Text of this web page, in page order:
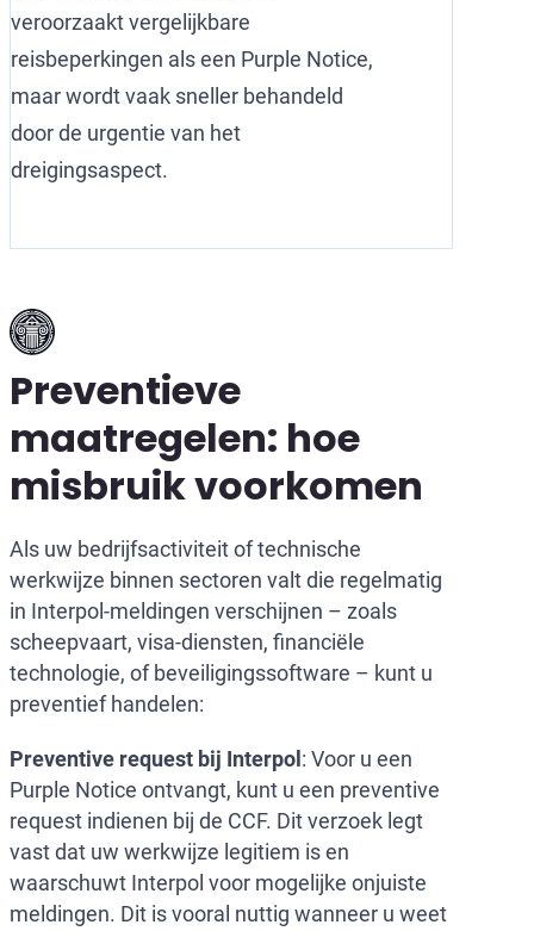
veroorzaakt vergelijkbare
reisbeperkingen als een Purple Notice,
maar wordt vaak sneller behandeld
door de urgentie van het
dreigingsaspect.
Preventieve
maatregelen: hoe
misbruik voorkomen
Als uw bedrijfsactiviteit of technische
werkwijze binnen sectoren valt die regelmatig
in Interpol-meldingen verschijnen – zoals
scheepvaart, visa-diensten, financiële
technologie, of beveiligingssoftware – kunt u
preventief handelen:
Preventive request bij Interpol : Voor u een
Purple Notice ontvangt, kunt u een preventive
request indienen bij de CCF. Dit verzoek legt
vast dat uw werkwijze legitiem is en
waarschuwt Interpol voor mogelijke onjuiste
meldingen. Dit is vooral nuttig wanneer u weet